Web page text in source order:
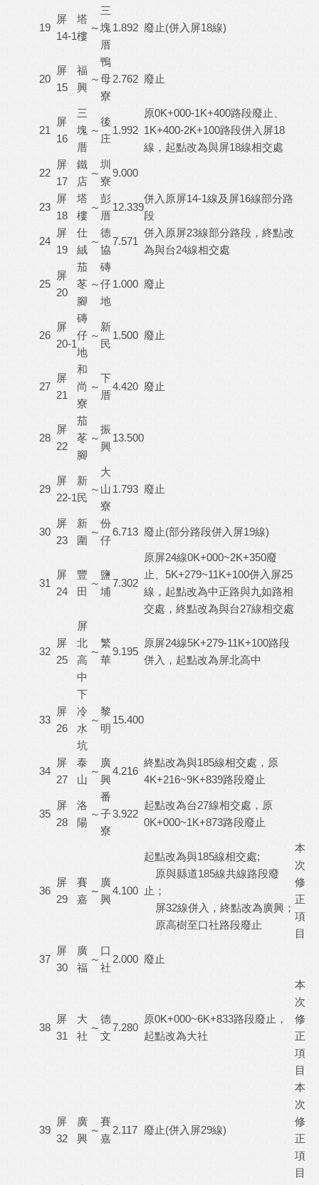
19
屏
14-1
塔
樓
～
三
塊
厝
1.892 廢止(併入屏18線)
20
屏
15
福
興
～
鴨
母
寮
2.762 廢止
21
屏
16
三
塊
厝
～
後
庄
1.992
原0K+000-1K+400路段廢止、
1K+400-2K+100路段併入屏18
線，起點改為與屏18線相交處
22
屏
17
鐵
店
～
圳
寮
9.000
23
屏
18
塔
樓
～
彭
厝
12.339
併入原屏14-1線及屏16線部分路
段
24
屏
19
仕
絨
～
德
協
7.571
併入原屏23線部分路段，終點改
為與台24線相交處
25
屏
20
茄
苳
腳
～
磚
仔
地
1.000 廢止
26
屏
20-1
磚
仔
地
～
新
民
1.500 廢止
27
屏
21
和
尚
寮
～
下
厝
4.420 廢止
28
屏
22
茄
苳
腳
～
振
興
13.500
29
屏
22-1
新
民
～
大
山
寮
1.793 廢止
30
屏
23
新
圍
～
份
仔
6.713 廢止(部分路段併入屏19線)
31
屏
24
豐
田
～
鹽
埔
7.302
原屏24線0K+000~2K+350廢
止、5K+279~11K+100併入屏25
線，起點改為中正路與九如路相
交處，終點改為與台27線相交處
32
屏
25
屏
北
高
中
～
繁
華
9.195
原屏24線5K+279-11K+100路段
併入，起點改為屏北高中
33
屏
26
下
冷
水
坑
～
黎
明
15.400
34
屏
27
泰
山
～
廣
興
4.216
終點改為與185線相交處，原
4K+216~9K+839路段廢止
35
屏
28
洛
陽
～
番
子
寮
3.922
起點改為台27線相交處，原
0K+000~1K+873路段廢止
36
屏
29
賽
嘉
～
廣
興
4.100
起點改為與185線相交處;
原與縣道185線共線路段廢
止；
屏32線併入，終點改為廣興；
原高樹至口社路段廢止
本
次
修
正
項
目
37
屏
30
廣
福
～
口
社
2.000 廢止
38
屏
31
大
社
～
德
文
7.280
原0K+000~6K+833路段廢止，
起點改為大社
本
次
修
正
項
目
39
屏
32
廣
興
～
賽
嘉
2.117 廢止(併入屏29線)
本
次
修
正
項
目